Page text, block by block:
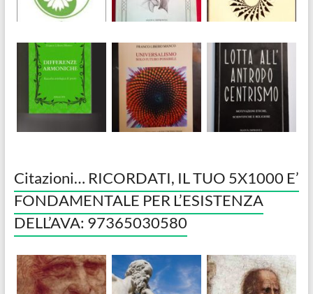
Citazioni… RICORDATI, IL TUO 5X1000 E’
FONDAMENTALE PER L’ESISTENZA
DELL’AVA: 97365030580